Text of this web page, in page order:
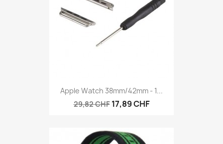
Apple Watch 38mm/42mm - 1...
29,82 CHF 17,89 CHF